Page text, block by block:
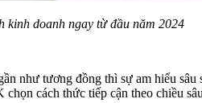
kinh doanh ngay từ đầu năm 2024
như tương đồng thì sự am hiểu sâu
cách thức tiếp cận theo chiều